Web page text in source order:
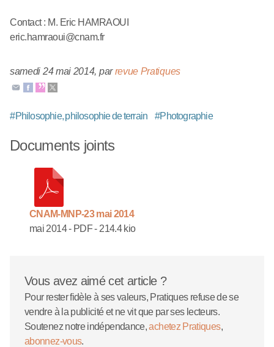
Contact : M. Eric HAMRAOUI
eric.hamraoui@cnam.fr
samedi 24 mai 2014, parrevue Pratiques
#Philosophie, philosophie de terrain #Photographie
Documents joints
CNAM-MNP-23 mai 2014
mai 2014- PDF- 214.4 kio
Vous avez aimé cet article ?
Pour rester fidèle à ses valeurs, Pratiques refuse de se
vendre à la publicité et ne vit que par ses lecteurs.
Soutenez notre indépendance,achetez Pratiques,
abonnez-vous.